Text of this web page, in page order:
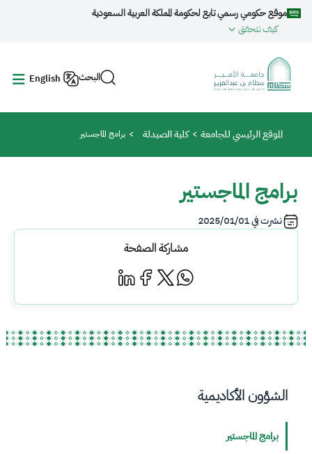
تجاوز إلى المحتوى الرئيسي
موقع حكومي رسمي تابع لحكومة المملكة العربية السعودية
كيف تتحقق
البحث English
مسار التنقل
الموقع الرئيسي للجامعة كلية الصيدلة برامج الماجستير
برامج الماجستير
نشرت في2025/01/01
مشاركة الصفحة
الشؤون الأكاديمية
برامج الماجستير